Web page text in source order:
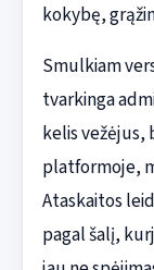
kokybę,
Smulkiam
tvarkinga
kelis vežėjus,
platformoje,
Ataskaitos
pagal šalį,